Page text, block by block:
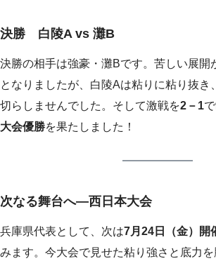
決勝 白陵A vs 灘B
決勝の相手は強豪・灘Bです。苦しい展開
となりましたが、白陵Aは粘りに粘り抜き
切らしませんでした。そして激戦を2－1
大会優勝を果たしました！
次なる舞台へ―西日本大会
兵庫県代表として、次は7月24日（金）開
みます。今大会で見せた粘り強さと底力